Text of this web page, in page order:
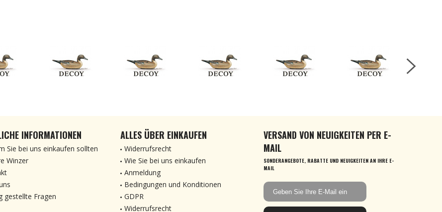
INFORMATIONEN
Sie bei uns einkaufen sollten
Winzer
gestellte Fragen
ALLES ÜBER EINKAUFEN
Widerrufsrecht
Wie Sie bei uns einkaufen
Anmeldung
Bedingungen und Konditionen
GDPR
Widerrufsrecht
VERSAND VON NEUIGKEITEN PER E-
MAIL
SONDERANGEBOTE, RABATTE UND NEUIGKEITEN AN IHRE E-
MAIL